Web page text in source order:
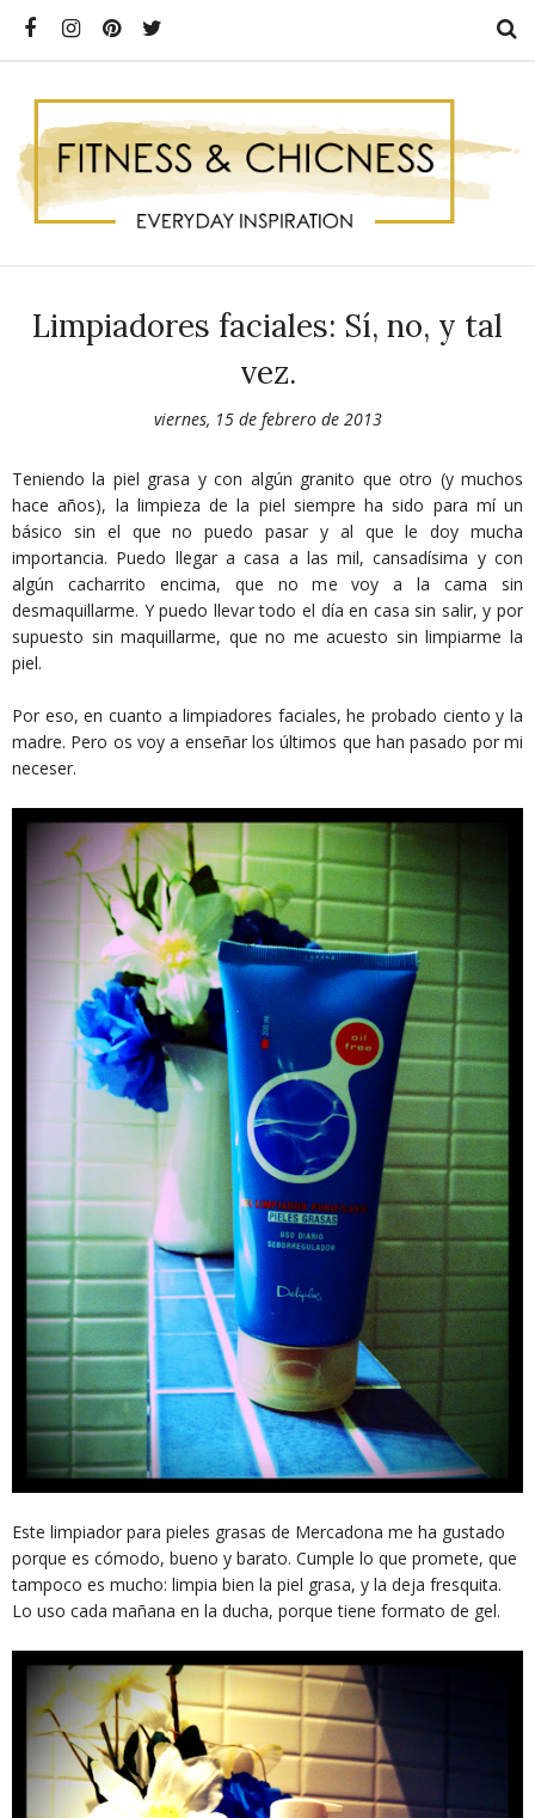
Limpiadores faciales: Sí, no, y tal
vez.
viernes, 15 de febrero de 2013
Teniendo la piel grasa y con algún granito que otro (y muchos
hace años), la limpieza de la piel siempre ha sido para mí un
básico sin el que no puedo pasar y al que le doy mucha
importancia. Puedo llegar a casa a las mil, cansadísima y con
algún cacharrito encima, que no me voy a la cama sin
desmaquillarme. Y puedo llevar todo el día en casa sin salir, y por
supuesto sin maquillarme, que no me acuesto sin limpiarme la
piel.
Por eso, en cuanto a limpiadores faciales, he probado ciento y la
madre. Pero os voy a enseñar los últimos que han pasado por mi
neceser.
Este limpiador para pieles grasas de Mercadona me ha gustado
porque es cómodo, bueno y barato. Cumple lo que promete, que
tampoco es mucho: limpia bien la piel grasa, y la deja fresquita.
Lo uso cada mañana en la ducha, porque tiene formato de gel.